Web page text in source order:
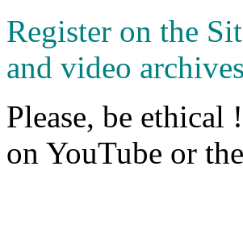
Register on the
and video
Please, be
on YouTube or